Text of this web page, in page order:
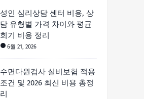
성인 심리상담 센터 비용, 상
담 유형별 가격 차이와 평균
회기 비용 정리
6월 21, 2026
수면다원검사 실비보험 적용
조건 및 2026 최신 비용 총정
리